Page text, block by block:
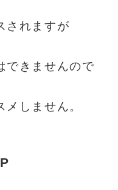
されますが
できませんので
しません。